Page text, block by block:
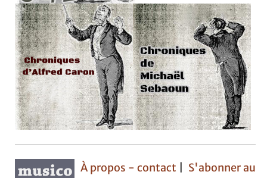
À propos - contact
S'abonner au